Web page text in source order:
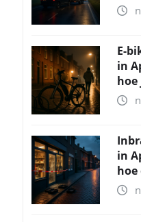
E-
in
hoe
in